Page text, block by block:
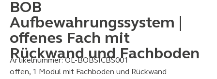
BOB
Aufbewahrungssystem |
offenes Fach mit
Rückwand und Fachboden
Artikelnummer:OL-BOBSICBS001
offen, 1 Modul mit Fachboden und Rückwand